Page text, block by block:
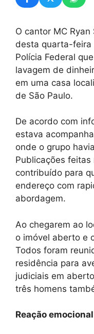
O cantor MC
desta quarta-feira
Polícia Federal
lavagem de
em uma casa
de São Paulo.
De acordo com
estava
onde o grupo
Publicações
contribuído para
endereço com
abordagem.
Ao chegarem ao
o imóvel aberto e
Todos foram
residência para
judiciais em
três homens
Reação